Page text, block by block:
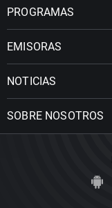
PROGRAMAS
EMISORAS
NOTICIAS
SOBRE NOSOTROS